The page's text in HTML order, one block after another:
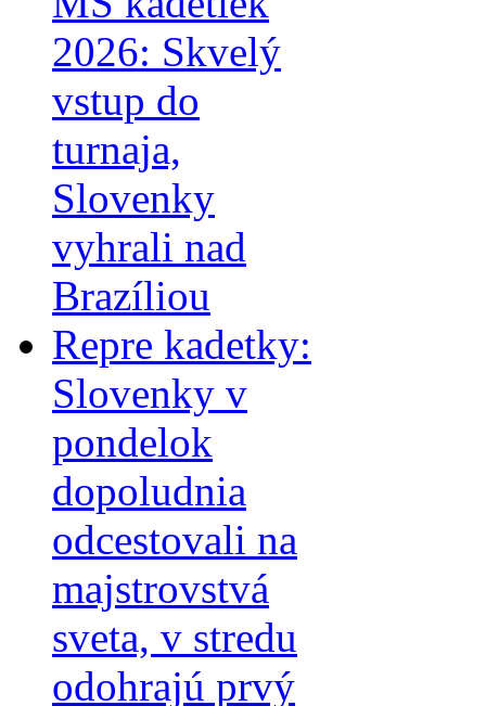
2026: Skvelý
vstup do
turnaja,
Slovenky
vyhrali nad
Brazíliou
Repre kadetky:
Slovenky v
pondelok
dopoludnia
odcestovali na
majstrovstvá
sveta, v stredu
odohrajú prvý